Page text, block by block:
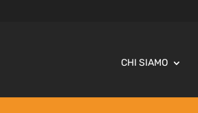
CHI SIAMO